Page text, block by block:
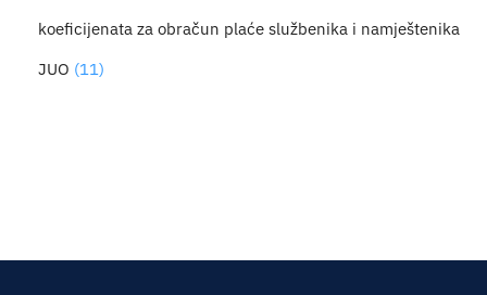
Mjesta
koeficijenata za obračun plaće službenika i namještenika
JUO (11)